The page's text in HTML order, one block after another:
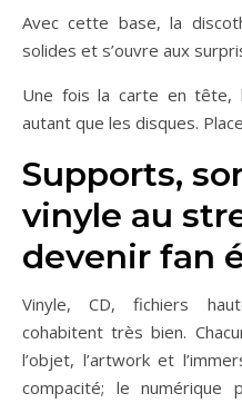
Avec cette base, la
solides et s’ouvre aux
Une fois la carte en tête,
autant que les disques.
Supports,
vinyle au
devenir fan
Vinyle, CD, fichiers
cohabitent très bien.
l’objet, l’artwork et
compacité; le